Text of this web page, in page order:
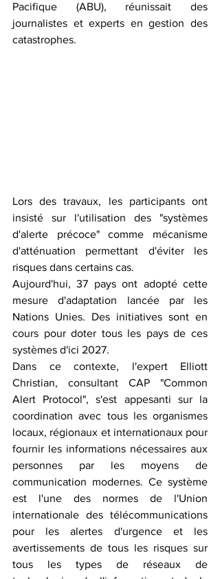
Pacifique (ABU), réunissait des
journalistes et experts en gestion des
catastrophes.
Lors des travaux, les participants ont
insisté sur l'utilisation des "systèmes
d'alerte précoce" comme mécanisme
d'atténuation permettant d'éviter les
risques dans certains cas.
Aujourd'hui, 37 pays ont adopté cette
mesure d'adaptation lancée par les
Nations Unies. Des initiatives sont en
cours pour doter tous les pays de ces
systèmes d'ici 2027.
Dans ce contexte, l'expert Elliott
Christian, consultant CAP "Common
Alert Protocol", s'est appesanti sur la
coordination avec tous les organismes
locaux, régionaux et internationaux pour
fournir les informations nécessaires aux
personnes par les moyens de
communication modernes. Ce système
est l'une des normes de l'Union
internationale des télécommunications
pour les alertes d'urgence et les
avertissements de tous les risques sur
tous les types de réseaux de